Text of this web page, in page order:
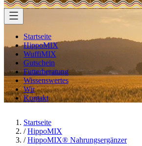
Startseite
HippoMIX
WuffiMIX
Gutschein
Futterberatung
Wissenswertes
Wir
Kontakt
Startseite
/ HippoMIX
/ HippoMIX® Nahrungsergänzer